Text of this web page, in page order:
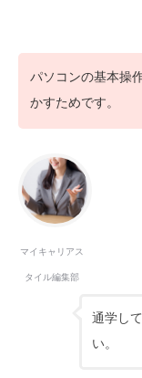
パソコンの基本操
かすためです。
マイキャリアス
タイル編集部
通学し
い。